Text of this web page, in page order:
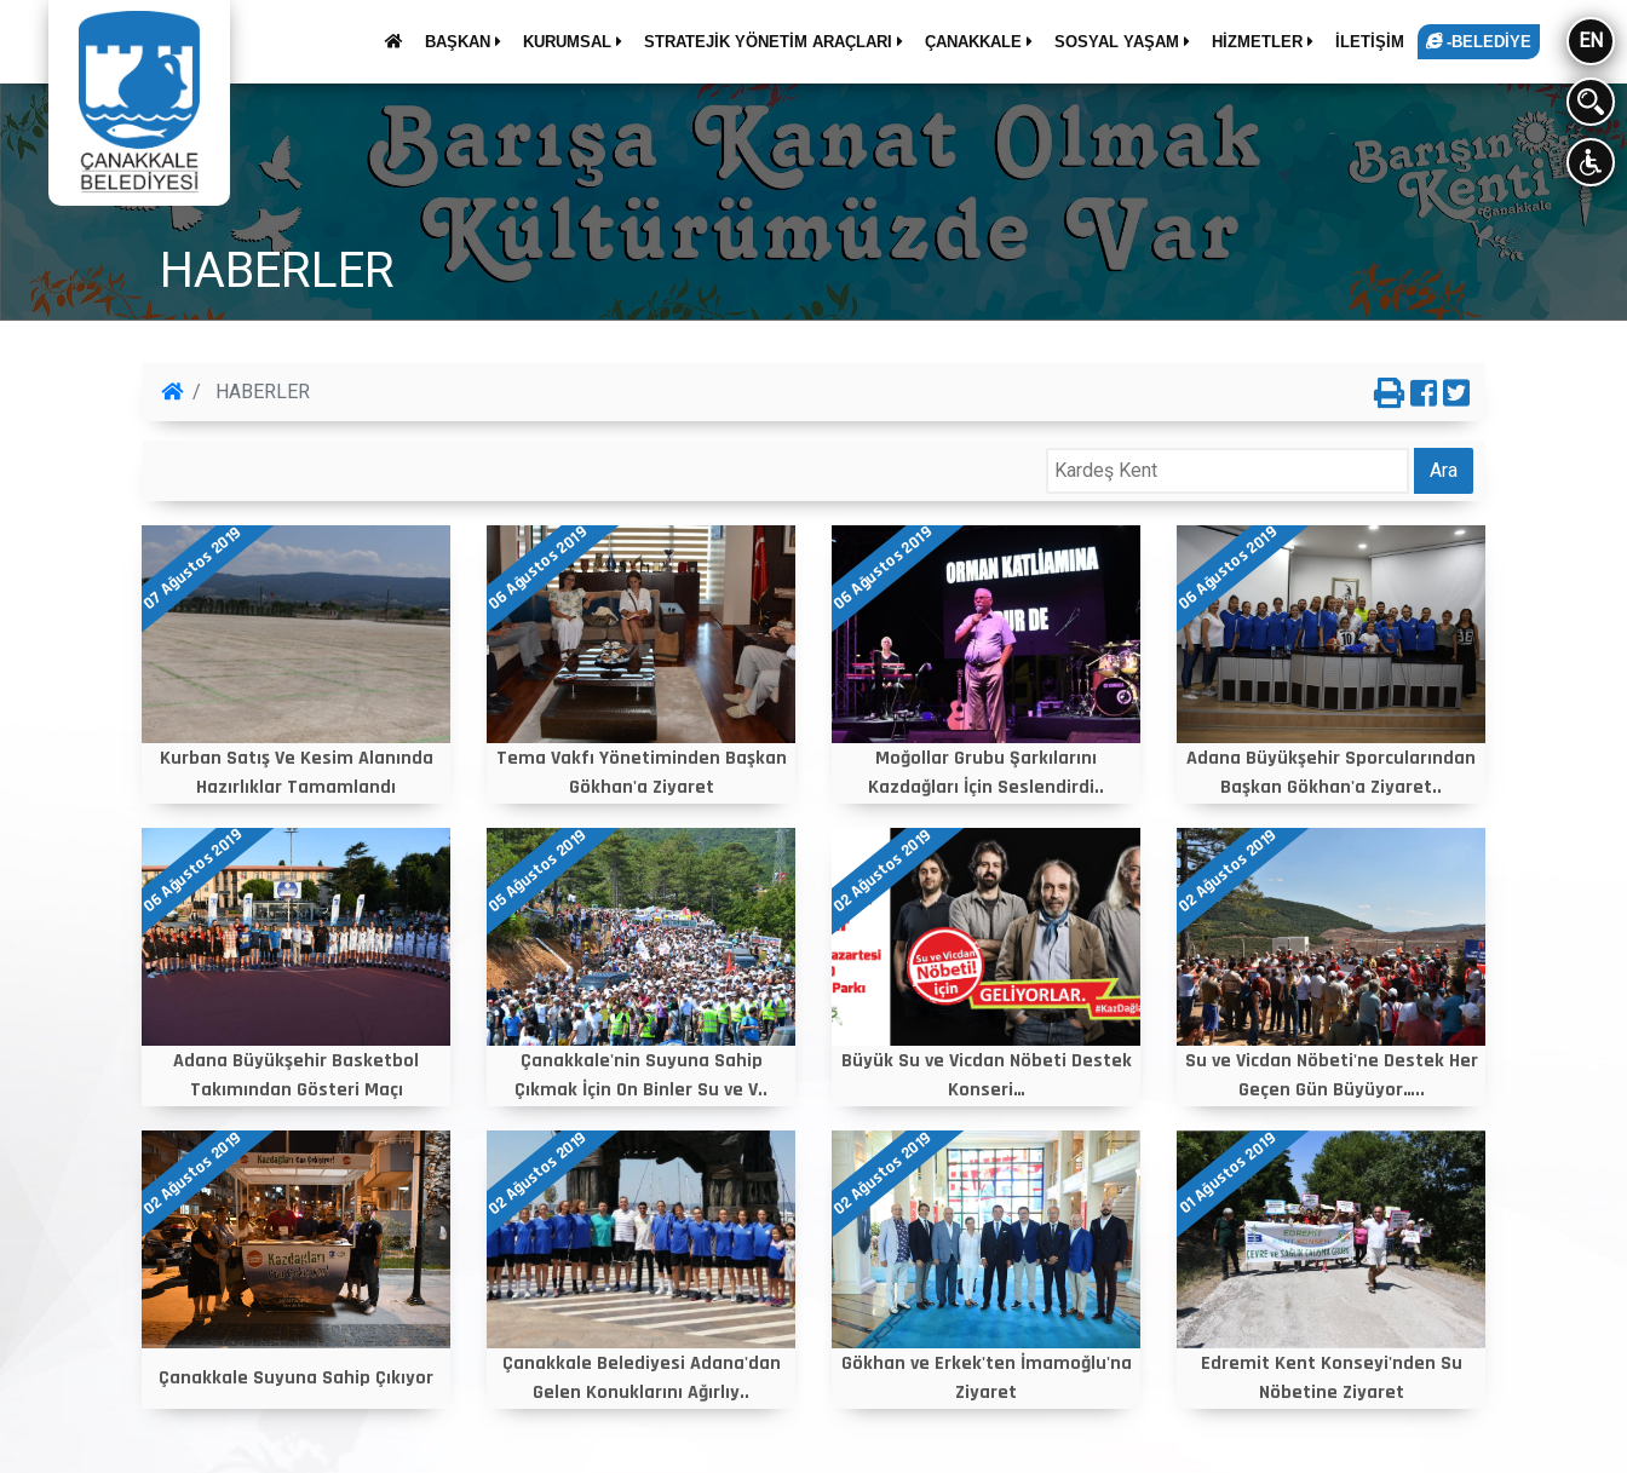
BAŞKAN KURUMSAL STRATEJİK YÖNETİM ARAÇLARI ÇANAKKALE SOSYAL YAŞAM HİZMETLER İLETİŞİM -BELEDİYE EN
HABERLER
HABERLER
Ara
07 Ağustos 2019
Kurban Satış Ve Kesim Alanında
Hazırlıklar Tamamlandı
06 Ağustos 2019
Tema Vakfı Yönetiminden Başkan
Gökhan'a Ziyaret
06 Ağustos 2019
Moğollar Grubu Şarkılarını
Kazdağları İçin Seslendirdi..
06 Ağustos 2019
Adana Büyükşehir Sporcularından
Başkan Gökhan'a Ziyaret..
06 Ağustos 2019
Adana Büyükşehir Basketbol
Takımından Gösteri Maçı
05 Ağustos 2019
Çanakkale'nin Suyuna Sahip
Çıkmak İçin On Binler Su ve V..
02 Ağustos 2019
Büyük Su ve Vicdan Nöbeti Destek
Konseri…
02 Ağustos 2019
Su ve Vicdan Nöbeti'ne Destek Her
Geçen Gün Büyüyor…..
02 Ağustos 2019
Çanakkale Suyuna Sahip Çıkıyor
02 Ağustos 2019
Çanakkale Belediyesi Adana'dan
Gelen Konuklarını Ağırlıy..
02 Ağustos 2019
Gökhan ve Erkek'ten İmamoğlu'na
Ziyaret
01 Ağustos 2019
Edremit Kent Konseyi'nden Su
Nöbetine Ziyaret